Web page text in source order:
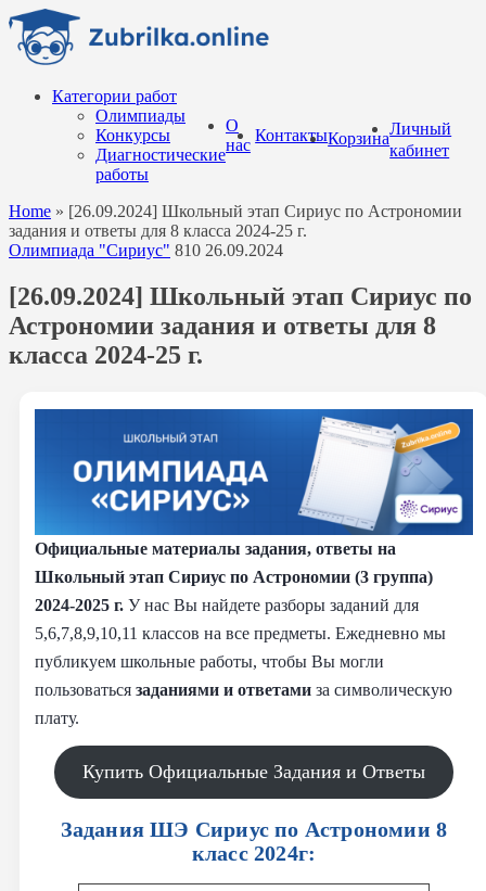
Перейти
содержанию
Категории работ
Олимпиады
Конкурсы
Диагностические
работы
О
нас
КонтактыКорзина
Личный
кабинет
Home » [26.09.2024] Школьный этап Сириус по Астрономии
задания и ответы для 8 класса 2024-25 г.
Олимпиада "Сириус" 810 26.09.2024
[26.09.2024] Школьный этап Сириус по
Астрономии задания и ответы для 8
класса 2024-25 г.
Официальные материалы задания, ответы на
Школьный этап Сириус по Астрономии (3 группа)
2024-2025 г. У нас Вы найдете разборы заданий для
5,6,7,8,9,10,11 классов на все предметы. Ежедневно мы
публикуем школьные работы, чтобы Вы могли
пользоваться заданиями и ответами за символическую
плату.
Купить Официальные Задания и Ответы
Задания ШЭ Сириус по Астрономии 8
класс 2024г: